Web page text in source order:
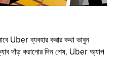
Uber ব্যবহার করার কথা ভাবুন
দাঁড় করানোর দিন শেষ, Uber অ্যাপ